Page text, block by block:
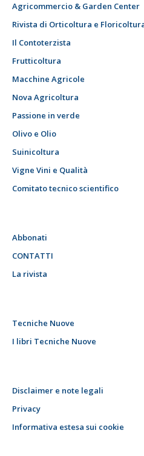
Agricommercio & Garden Center
Rivista di Orticoltura e
Il Contoterzista
Frutticoltura
Macchine Agricole
Nova Agricoltura
Passione in verde
Olivo e Olio
Suinicoltura
Vigne Vini e Qualità
Comitato tecnico scientifico
Abbonati
CONTATTI
La rivista
Tecniche Nuove
I libri Tecniche Nuove
Disclaimer e note legali
Privacy
Informativa estesa sui cookie